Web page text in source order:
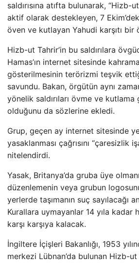
saldırısına atıfta bulunarak, “Hizb-
aktif olarak destekleyen, 7
öven ve kutlayan Yahudi karşıtı bir
Hizb-ut Tahrir’in bu saldırılara
Hamas’ın internet sitesinde
gösterilmesinin terörizmi teşvik
savundu. Bakan, örgütün aynı
yönelik saldırıları övme ve
olduğunu da sözlerine ekledi.
Grup, geçen ay internet sitesinde
yasaklanması çağrısını “çaresizlik
nitelendirdi.
Yasak, Britanya’da gruba üye
düzenlemenin veya grubun
yerlerde taşımanın suç sayılacağı
Kurallara uymayanlar 14 yıla kadar
karşı karşıya kalacak.
İngiltere İçişleri Bakanlığı, 1953
merkezi Lübnan’da bulunan Hizb-